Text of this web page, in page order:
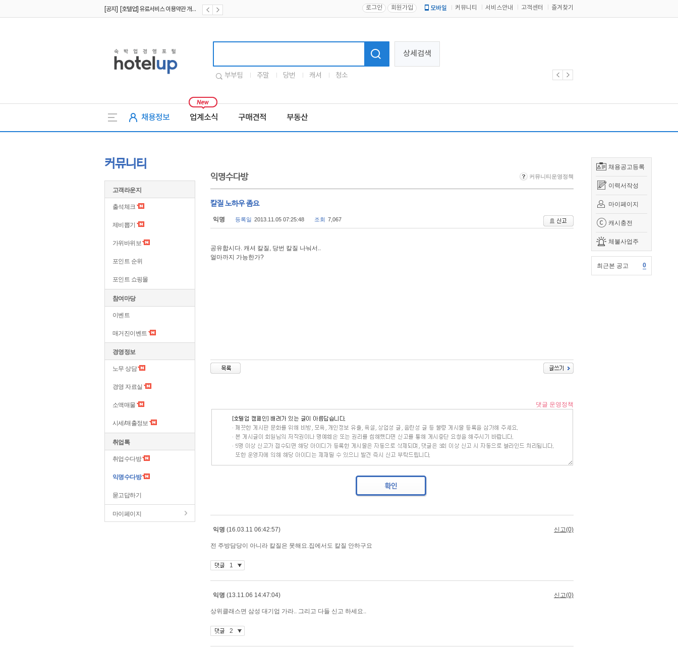
[공지] [호텔업] 유료서비스 이용약관 개정본2 (19.09.02) 로그인 회원가입 모바일 커뮤니티 서비스안내 고객센터 즐겨찾기
상세검색
부부팀 주말 당번 캐셔 청소
채용정보 업계소식 구매견적 부동산
채용공고등록
이력서작성
마이페이지
캐시충전
체불사업주
최근본 공고 0
커뮤니티
고객라운지
출석체크
제비뽑기
가위바위보
포인트 순위
포인트 쇼핑몰
참여마당
이벤트
매거진이벤트
경영정보
노무 상담
경영 자료실
소액매물
시세/매출정보
취업톡
취업수다방
익명수다방
묻고답하기
마이페이지
익명수다방 커뮤니티운영정책
칼질 노하우 좀요
익명 등록일 2013.11.05 07:25:48 조회 7,067
공유합시다. 캐셔 칼질, 당번 칼질 나눠서..
얼마까지 가능한가?